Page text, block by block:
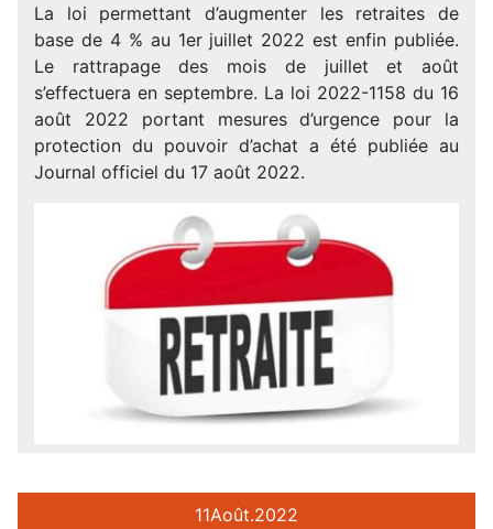
La loi permettant d’augmenter les retraites de
base de 4 % au 1er juillet 2022 est enfin publiée.
Le rattrapage des mois de juillet et août
s’effectuera en septembre. La loi 2022-1158 du 16
août 2022 portant mesures d’urgence pour la
protection du pouvoir d’achat a été publiée au
Journal officiel du 17 août 2022.
11Août.2022